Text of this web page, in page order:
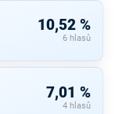
10,52 %
6 hlasů
7,01 %
4 hlasů